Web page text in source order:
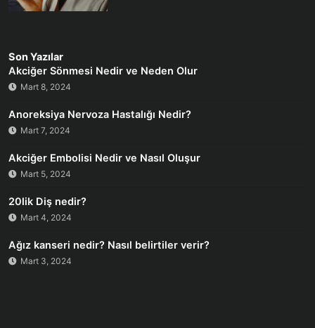
Son Yazılar
Akciğer Sönmesi Nedir ve Neden Olur
Mart 8, 2024
Anoreksiya Nervoza Hastalığı Nedir?
Mart 7, 2024
Akciğer Embolisi Nedir ve Nasıl Oluşur
Mart 5, 2024
20lik Diş nedir?
Mart 4, 2024
Ağız kanseri nedir? Nasıl belirtiler verir?
Mart 3, 2024